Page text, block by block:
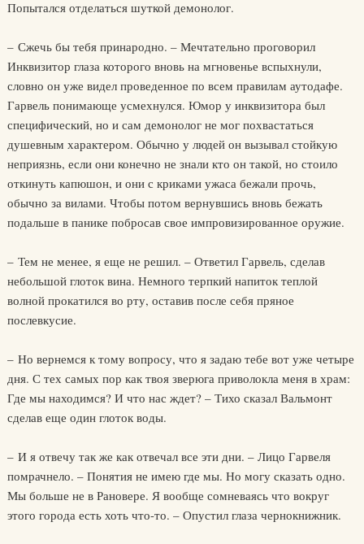
Попытался отделаться шуткой демонолог.
– Сжечь бы тебя принародно. – Мечтательно проговорил
Инквизитор глаза которого вновь на мгновенье вспыхнули,
словно он уже видел проведенное по всем правилам аутодафе.
Гарвель понимающе усмехнулся. Юмор у инквизитора был
специфический, но и сам демонолог не мог похвастаться
душевным характером. Обычно у людей он вызывал стойкую
неприязнь, если они конечно не знали кто он такой, но стоило
откинуть капюшон, и они с криками ужаса бежали прочь,
обычно за вилами. Чтобы потом вернувшись вновь бежать
подальше в панике побросав свое импровизированное оружие.
– Тем не менее, я еще не решил. – Ответил Гарвель, сделав
небольшой глоток вина. Немного терпкий напиток теплой
волной прокатился во рту, оставив после себя пряное
послевкусие.
– Но вернемся к тому вопросу, что я задаю тебе вот уже четыре
дня. С тех самых пор как твоя зверюга приволокла меня в храм:
Где мы находимся? И что нас ждет? – Тихо сказал Вальмонт
сделав еще один глоток воды.
– И я отвечу так же как отвечал все эти дни. – Лицо Гарвеля
помрачнело. – Понятия не имею где мы. Но могу сказать одно.
Мы больше не в Рановере. Я вообще сомневаясь что вокруг
этого города есть хоть что-то. – Опустил глаза чернокнижник.